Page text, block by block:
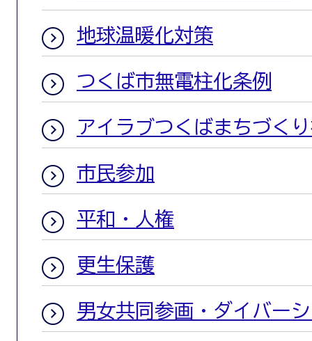
地球温暖化対策
つくば市無電柱化条例
アイラブつくばまちづく
市民参加
平和・人権
更生保護
男女共同参画・ダイバー